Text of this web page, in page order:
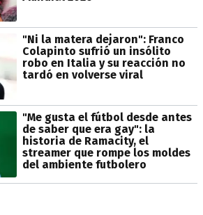
"Ni la matera dejaron": Franco
Colapinto sufrió un insólito
robo en Italia y su reacción no
tardó en volverse viral
"Me gusta el fútbol desde antes
de saber que era gay": la
historia de Ramacity, el
streamer que rompe los moldes
del ambiente futbolero